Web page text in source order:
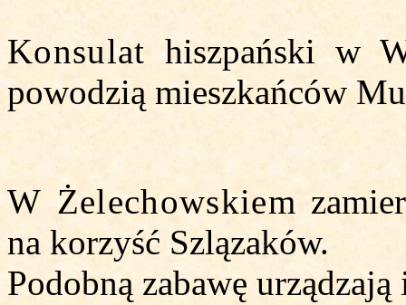
Konsulat hiszpański w
powodzią mieszkańców
W Żelechowskiem
na korzyść Szlązaków.
Podobną zabawę